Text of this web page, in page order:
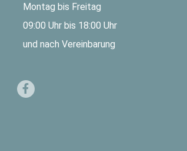
Montag bis Freitag
09:00 Uhr bis 18:00 Uhr
und nach Vereinbarung